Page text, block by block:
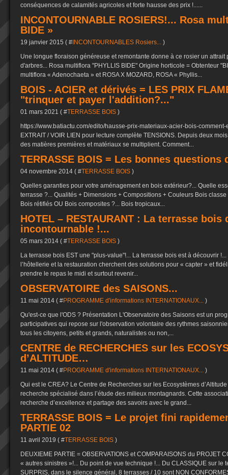
conséquences de calamités agricoles et forte hausse des prix !......
INCONTOURNABLE ROSIERS!... Rosa
BIDE »
19 janvier 2015 ( # INCONTOURNABLES Rosiers... )
Une longue floraison généreuse et remontante donne à ce rosier un attrait
d'arbres... Rosa multiflora "PHYLLIS BIDE" Origine horticole = Obtenteur
multiflora « Adenochaeta » et ROSA X MOZARD, ROSA « Phyllis...
BOIS - ACIER et dérivés = LES PRIX
"trinquer et payer l'addition?..."
01 mars 2021 ( #TERRASSE BOIS )
https://www.batiactu.com/edito/hausse-prix-materiaux-acier-bois-
EXTRAIT / VOIR LIEN pour lecture complète TENSIONS. Depuis deux
des matières premières et matériaux se multiplient. Comment...
TERRASSE BOIS = Les bonnes questions
04 novembre 2014 ( #TERRASSE BOIS )
Quelles garanties pour votre aménagement en bois extérieur?... Quelle
terrasse ?... Qualités + Dimensions + Compositions + Couleurs Bois
Bois rétifiés OU Bois composites ?... Bois tropicaux...
HOTEL – RESTAURANT : La terrasse bois
incontournable !...
05 mars 2014 ( #TERRASSE BOIS )
La terrasse bois EST une "plus-value"!... La terrasse bois est à découvrir
l’hôtellerie et la restauration cherchent des solutions pour « capter » et
prendre le repas le midi et surtout revenir...
OBSERVATOIRE des SAISONS...
11 mai 2014 ( #PROGRAMME d'informations INTERNATIONAUX... )
Qu'est-ce que l'ODS ? Présentation L'Observatoire des Saisons est un
participatives qui repose sur l'observation volontaire des rythmes
tous les citoyens, petits et grands, naturalistes ou non,...
CENTRE de RECHERCHES sur les
d’ALTITUDE…
11 mai 2014 ( #PROGRAMME d'informations INTERNATIONAUX... )
Qui est le CREA? Le Centre de Recherches sur les Ecosystèmes
recherche spécialisé dans l’étude des milieux montagnards. Cette
recherche d’excellence et partage des savoirs avec le grand...
TERRASSE BOIS = Le projet fini
PARTIE 02
11 avril 2019 ( #TERRASSE BOIS )
DEUXIEME PARTIE = OBSERVATIONS et COMPARAISONS du PROJET
« autres sinistres »!... Du point de vue technique !... Du CLASSIQUE sur le
SURPRIS, dans le silence général, 8 terrasses / 10 sont NON